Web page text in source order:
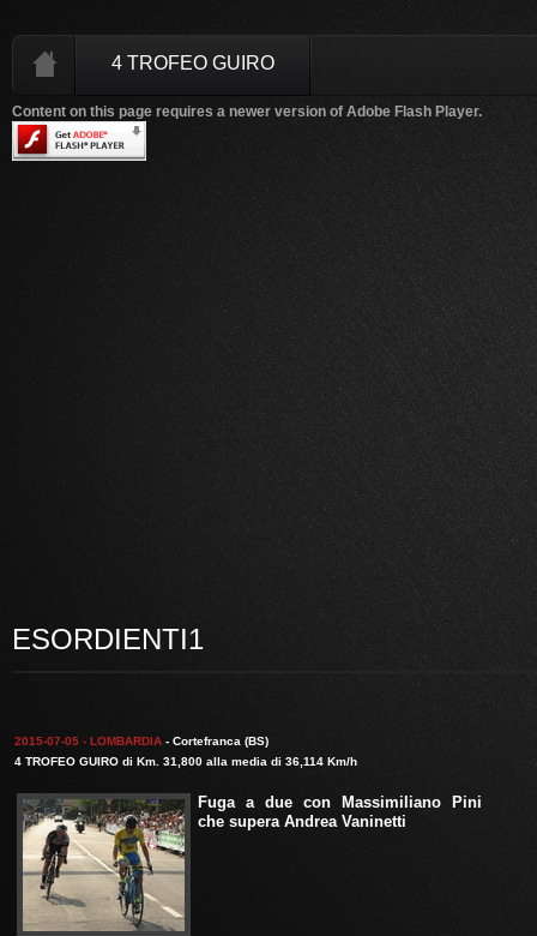
4 TROFEO GUIRO
Content on this page requires a newer version of Adobe Flash Player.
ESORDIENTI1
2015-07-05 - LOMBARDIA - Cortefranca (BS)
4 TROFEO GUIRO di Km. 31,800 alla media di 36,114 Km/h
Fuga a due con
Massimiliano Pini
che supera Andrea Vaninetti